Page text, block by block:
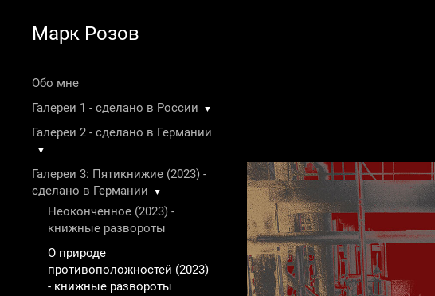
Марк Розов
Обо мне
Галереи 1 - сделано в России
▼
Галереи 2 - сделано в Германии
▼
Галереи 3: Пятикнижие (2023) -
сделано в Германии
▼
Неоконченное (2023) -
книжные развороты
О природе
противоположностей (2023)
- книжные развороты